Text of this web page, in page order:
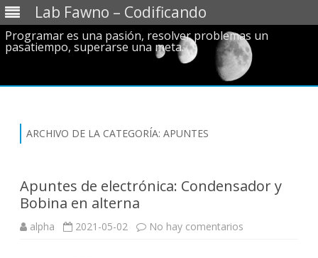
Lab Fawno – Codificando
Programar es una pasión, resolver problemas un
pasatiempo, superarse una meta.
ARCHIVO DE LA CATEGORÍA: APUNTES
Apuntes de electrónica: Condensador y
Bobina en alterna
alpha 2021-05-02 No hay comentarios